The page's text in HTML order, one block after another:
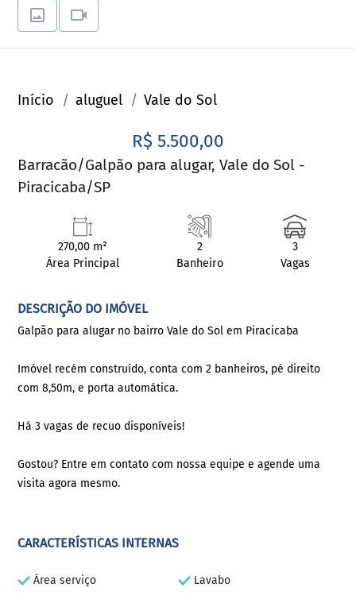
Início aluguel Vale do Sol
R$ 5.500,00
Barracão/Galpão para alugar, Vale do Sol -
Piracicaba/SP
270,00 m²
Área Principal
2
Banheiro
3
Vagas
DESCRIÇÃO DO IMÓVEL
Galpão para alugar no bairro Vale do Sol em Piracicaba
Imóvel recém construído, conta com 2 banheiros, pé direito
com 8,50m, e porta automática.
Há 3 vagas de recuo disponíveis!
Gostou? Entre em contato com nossa equipe e agende uma
visita agora mesmo.
CARACTERÍSTICAS INTERNAS
Área serviço Lavabo